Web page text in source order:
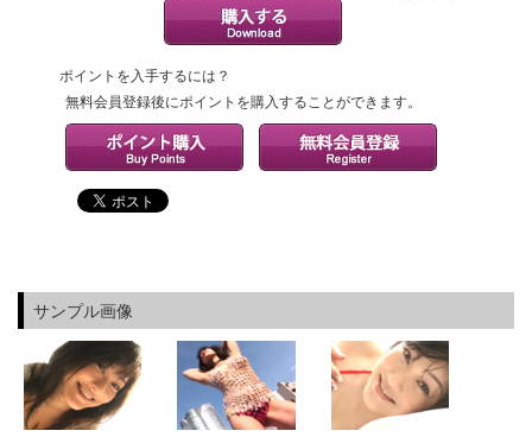
ポイントを入手するには？
無料会員登録後にポイントを購入することができます。
サンプル画像